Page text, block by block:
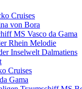
Cruises
von Bora
MS Vasco da Gama
Rhein Melodie
Inselwelt Dalmatiens
Cruises
Gama